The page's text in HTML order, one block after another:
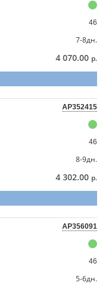
46
7-8дн.
4 070.00 р.
AP352415
46
8-9дн.
4 302.00 р.
AP356091
46
5-6дн.